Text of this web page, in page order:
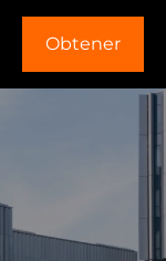
Obtener